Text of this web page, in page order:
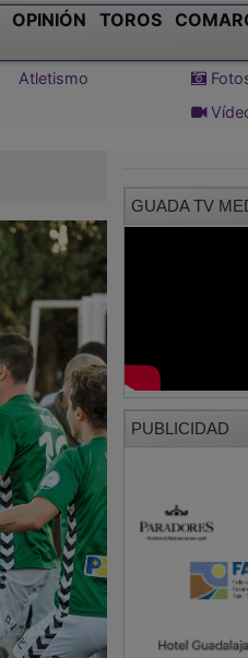
OPINIÓN TOROS
Atletismo
GUADA TV
PUBLICIDAD